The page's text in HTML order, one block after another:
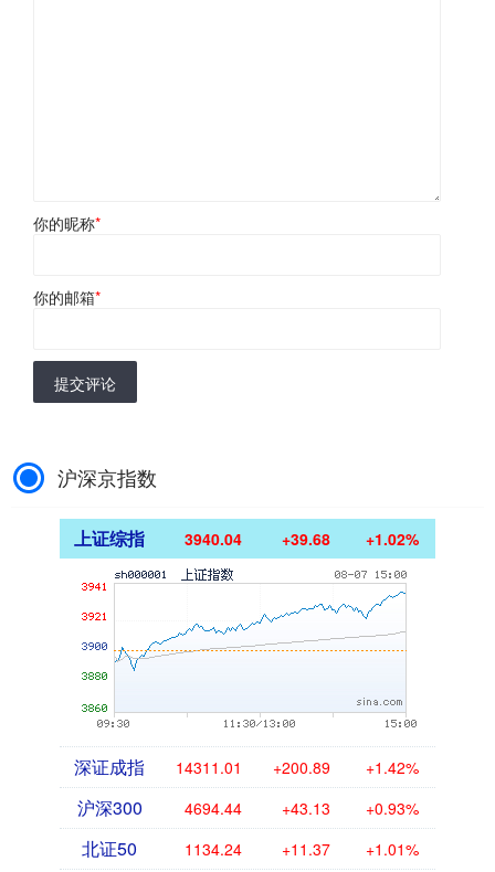
你的昵称*
你的邮箱*
提交评论
沪深京指数
上证综指 3940.04 +39.68 +1.02%
深证成指 14311.01 +200.89 +1.42%
沪深300 4694.44 +43.13 +0.93%
北证50 1134.24 +11.37 +1.01%